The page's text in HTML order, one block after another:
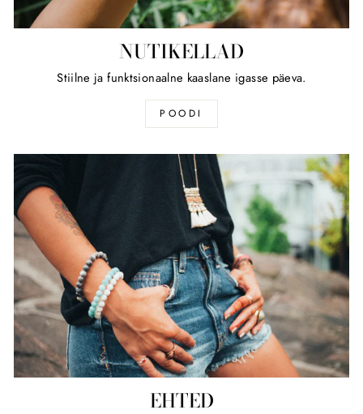
NUTIKELLAD
Stiilne ja funktsionaalne kaaslane igasse päeva.
POODI
EHTED